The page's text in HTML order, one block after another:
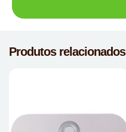
Produtos relacionados